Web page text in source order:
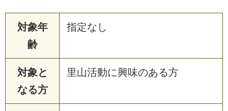
対象年
齢
指定なし
対象と
なる方
里山活動に興味のある方